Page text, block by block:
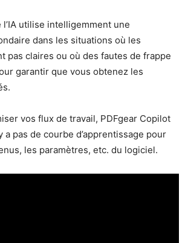
l’IA utilise intelligemment une
dans les situations où les
pas claires ou où des fautes de frappe
garantir que vous obtenez les
vos flux de travail, PDFgear Copilot
a pas de courbe d’apprentissage pour
les paramètres, etc. du logiciel.